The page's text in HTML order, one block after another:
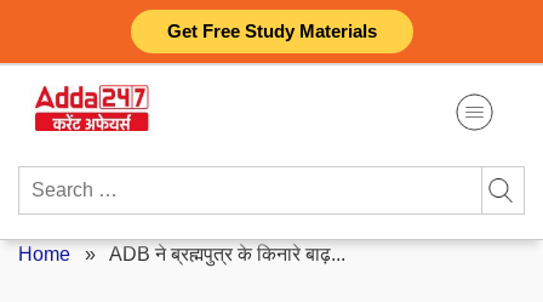
Get Free Study Materials
content
Search
Home » ADB ने ब्रह्मपुत्र के किनारे बाढ़...